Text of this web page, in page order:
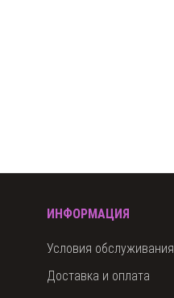
ИНФОРМАЦИЯ
Условия обслуживания
Доставка и оплата